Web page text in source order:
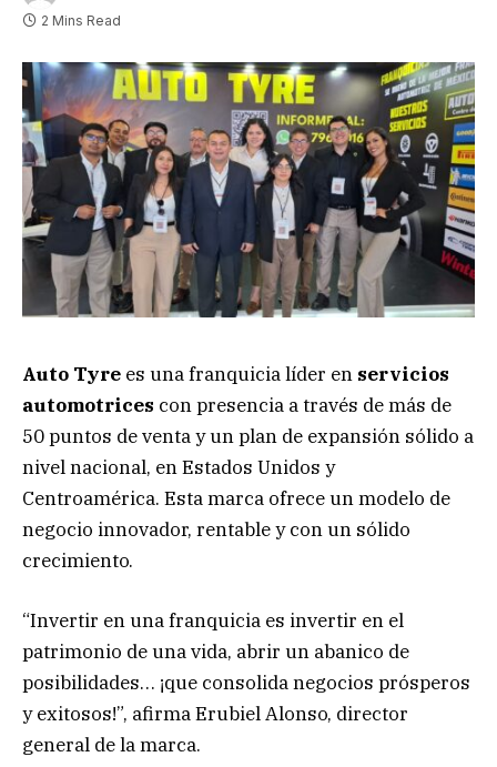
2 Mins Read
Auto Tyre es una franquicia líder en servicios
automotrices con presencia a través de más de
50 puntos de venta y un plan de expansión sólido a
nivel nacional, en Estados Unidos y
Centroamérica. Esta marca ofrece un modelo de
negocio innovador, rentable y con un sólido
crecimiento.
“Invertir en una franquicia es invertir en el
patrimonio de una vida, abrir un abanico de
posibilidades… ¡que consolida negocios prósperos
y exitosos!”, afirma Erubiel Alonso, director
general de la marca.